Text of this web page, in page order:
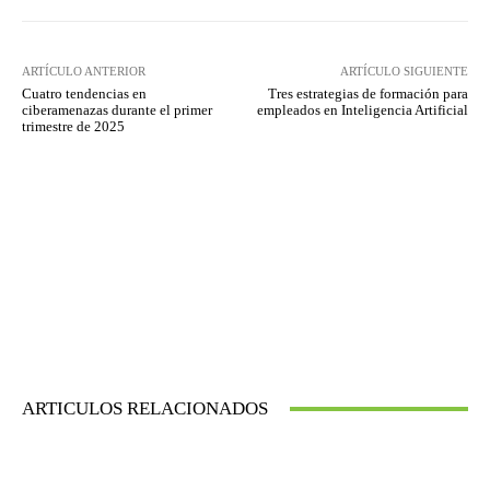
ARTÍCULO ANTERIOR
Cuatro tendencias en
ciberamenazas durante el primer
trimestre de 2025
ARTÍCULO SIGUIENTE
Tres estrategias de formación para
empleados en Inteligencia Artificial
ARTICULOS RELACIONADOS